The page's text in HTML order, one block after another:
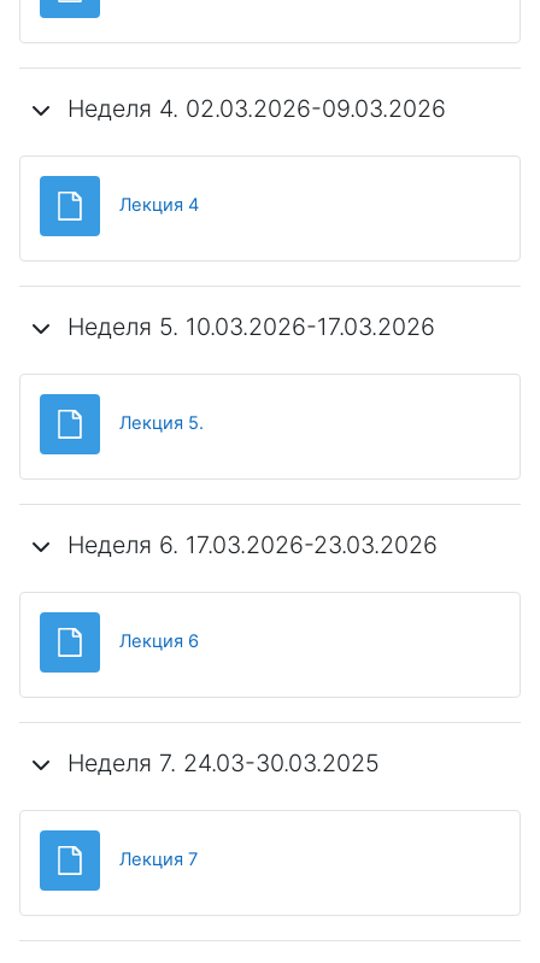
Неделя 4. 02.03.2026-09.03.2026
Лекция 4Файл
Неделя 5. 10.03.2026-17.03.2026
Лекция 5.
Неделя 6. 17.03.2026-23.03.2026
Лекция 6Файл
Неделя 7. 24.03-30.03.2025
Лекция 7Файл